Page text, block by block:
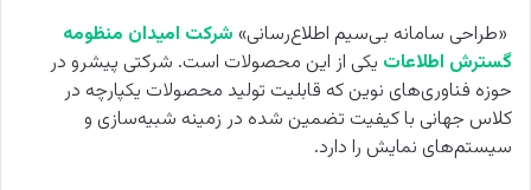
«طراحی سامانه بی‌سیم اطلاع‌رسانی» شرکت امیدان منظومه
گسترش اطلاعات یکی از این محصولات است. شرکتی پیشرو در
حوزه فناوری‌های نوین که قابلیت تولید محصولات یکپارچه در
کلاس جهانی با کیفیت تضمین شده در زمینه‌ شبیه‌سازی و
سیستم‌های نمایش را دارد.